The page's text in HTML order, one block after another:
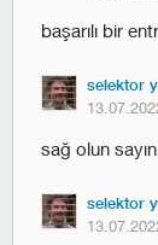
başarılı bir
selektor
sağ olun
selektor